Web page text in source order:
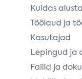
Kuidas
Töölaud ja
Kasutajad
Lepingud ja
Failid ja